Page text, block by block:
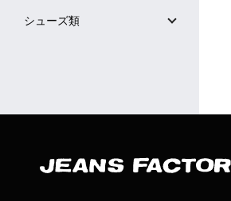
シューズ類